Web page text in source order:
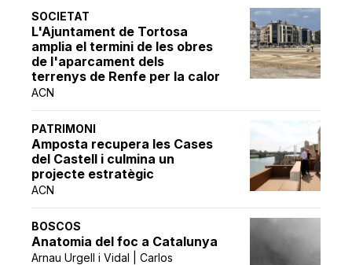
SOCIETAT
L'Ajuntament de Tortosa
amplia el termini de les obres
de l'aparcament dels
terrenys de Renfe per la calor
ACN
PATRIMONI
Amposta recupera les Cases
del Castell i culmina un
projecte estratègic
ACN
BOSCOS
Anatomia del foc a Catalunya
Arnau Urgell i Vidal | Carlos